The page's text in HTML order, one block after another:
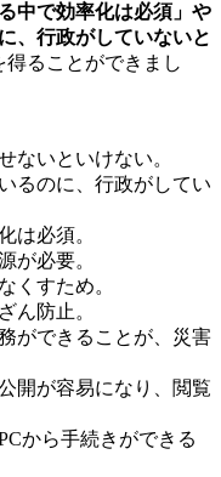
中で効率化は必須」や
、行政がしていないと
得ることができまし
ないといけない。
るのに、行政がしてい
は必須。
が必要。
くすため。
ん防止。
ができることが、災害
開が容易になり、閲覧
から手続きができる